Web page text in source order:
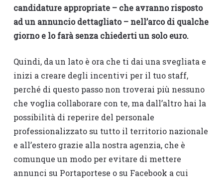
candidature appropriate – che avranno risposto
ad un annuncio dettagliato – nell’arco di qualche
giorno e lo farà senza chiederti un solo euro.
Quindi, da un lato è ora che ti dai una svegliata e
inizi a creare degli incentivi per il tuo staff,
perché di questo passo non troverai più nessuno
che voglia collaborare con te, ma dall’altro hai la
possibilità di reperire del personale
professionalizzato su tutto il territorio nazionale
e all’estero grazie alla nostra agenzia, che è
comunque un modo per evitare di mettere
annunci su Portaportese o su Facebook a cui